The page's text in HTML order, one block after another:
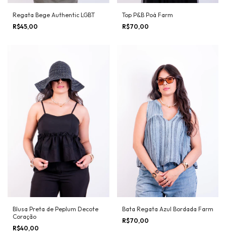
Regata Bege Authentic LGBT
R$45,00
Top P&B Poá Farm
R$70,00
Blusa Preta de Peplum Decote
Coração
R$40,00
Bata Regata Azul Bordada Farm
R$70,00